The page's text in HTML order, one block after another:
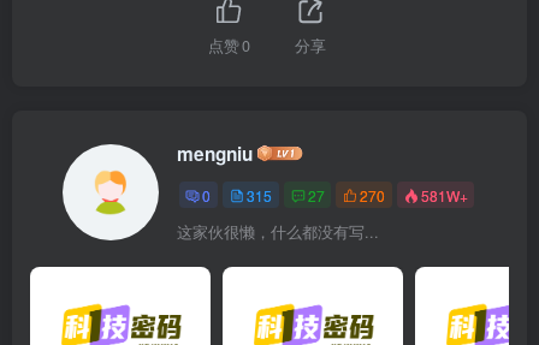
点赞0 分享
mengniu
0 315 27 270 581W+
这家伙很懒，什么都没有写...